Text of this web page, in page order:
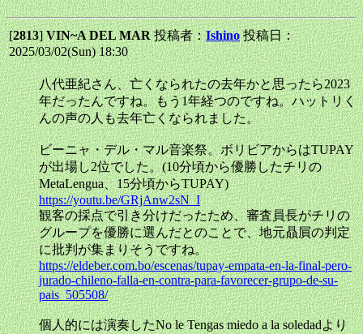
[2813]VIN~A DEL MAR投稿者：Ishino 投稿日：
2025/03/02(Sun) 18:30
八代亜紀さん、亡くなられたの去年かと思ったら2023
年だったんですね。もう1年経つのですね。ハットリく
んの声の人も去年亡くなられました。
ビーニャ・デル・マル音楽祭。ボリビアからはTUPAY
が出場し2位でした。(10分頃から優勝したチリの
MetaLengua、15分頃からTUPAY)
https://youtu.be/GRjAnw2sN_I
観客の採点で引き分けだったため、審査員長がチリの
グループを優勝に選んだとのことで、地元贔屓の判定
に批判が集まりそうですね。
https://eldeber.com.bo/escenas/tupay-empata-en-la-final-pero-
jurado-chileno-falla-en-contra-para-favorecer-grupo-de-su-
pais_505508/
個人的には演奏したNo le Tengas miedo a la soledadより